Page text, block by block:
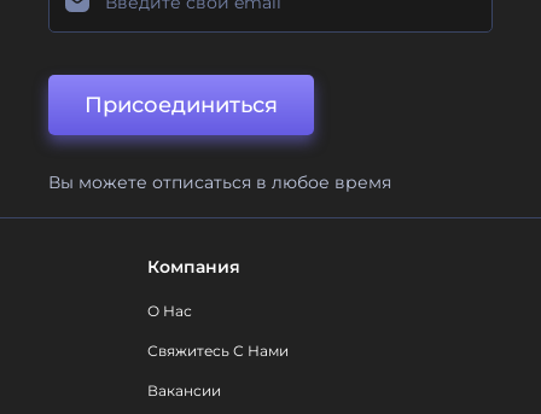
Присоединиться
Вы можете отписаться в любое время
Компания
О Нас
Свяжитесь С Нами
Вакансии